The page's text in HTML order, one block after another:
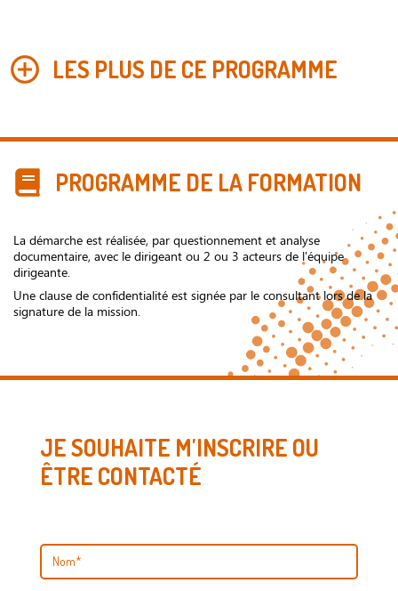
LES PLUS DE CE PROGRAMME
PROGRAMME DE LA FORMATION
La démarche est réalisée, par questionnement et analyse
documentaire, avec le dirigeant ou 2 ou 3 acteurs de l'équipe
dirigeante.
Une clause de confidentialité est signée par le consultant lors de la
signature de la mission.
JE SOUHAITE M'INSCRIRE OU
ÊTRE CONTACTÉ